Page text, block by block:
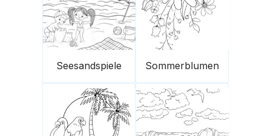
Seesandspiele Sommerblumen